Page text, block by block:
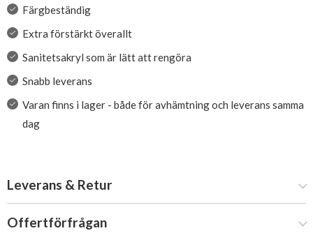
Färgbeständig
Extra förstärkt överallt
Sanitetsakryl som är lätt att rengöra
Snabb leverans
Varan finns i lager - både för avhämtning och leverans samma
dag
Leverans & Retur
Offertförfrågan